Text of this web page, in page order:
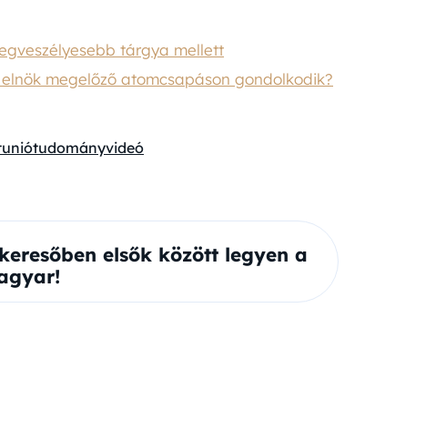
tárgya mellett
megelőző atomcsapáson gondolkodik?
tudományvideó
elsők között legyen a